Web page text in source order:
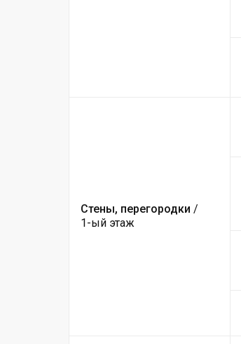
Стены, перегородки /
1-ый этаж